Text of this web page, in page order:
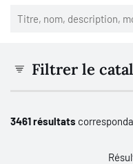
Filtrer le
3461 résultats